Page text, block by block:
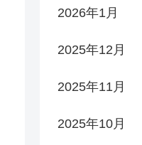
2026年1月
2025年12月
2025年11月
2025年10月